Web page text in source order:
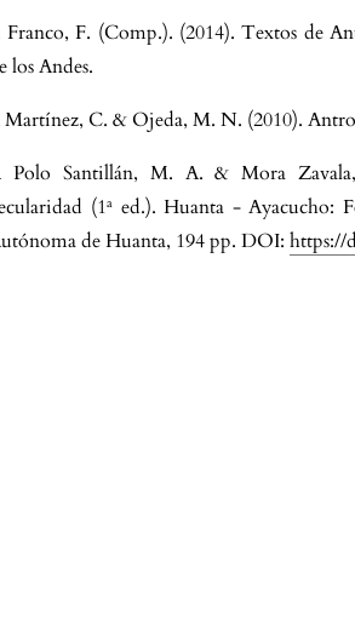
Franco, F. (Comp.). (2014). Textos de
los Andes.
Martínez, C. & Ojeda, M. N. (2010).
Polo Santillán, M. A. & Mora
(1ª ed.). Huanta -
de Huanta, 194 pp. DOI:https://